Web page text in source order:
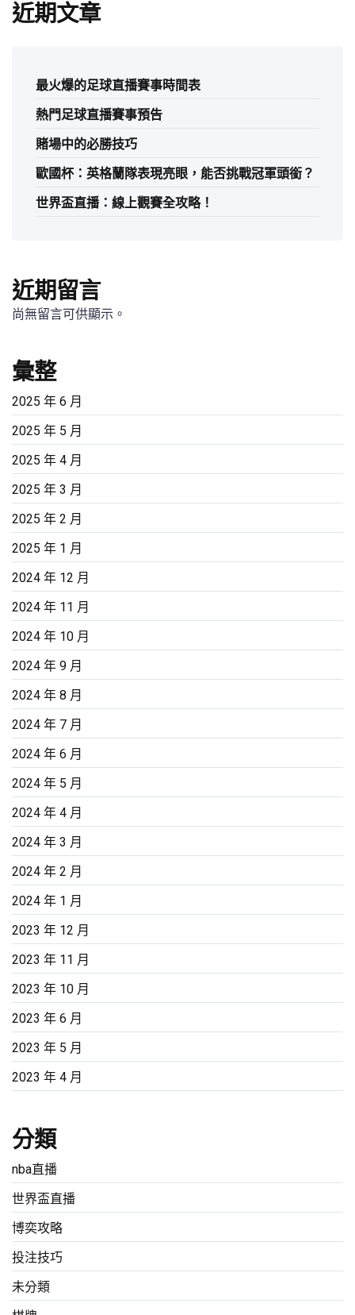
近期文章
最火爆的足球直播賽事時間表
熱門足球直播賽事預告
賭場中的必勝技巧
歐國杯：英格蘭隊表現亮眼，能否挑戰冠軍頭銜？
世界盃直播：線上觀賽全攻略！
近期留言
尚無留言可供顯示。
彙整
2025 年 6 月
2025 年 5 月
2025 年 4 月
2025 年 3 月
2025 年 2 月
2025 年 1 月
2024 年 12 月
2024 年 11 月
2024 年 10 月
2024 年 9 月
2024 年 8 月
2024 年 7 月
2024 年 6 月
2024 年 5 月
2024 年 4 月
2024 年 3 月
2024 年 2 月
2024 年 1 月
2023 年 12 月
2023 年 11 月
2023 年 10 月
2023 年 6 月
2023 年 5 月
2023 年 4 月
分類
nba直播
世界盃直播
博奕攻略
投注技巧
未分類